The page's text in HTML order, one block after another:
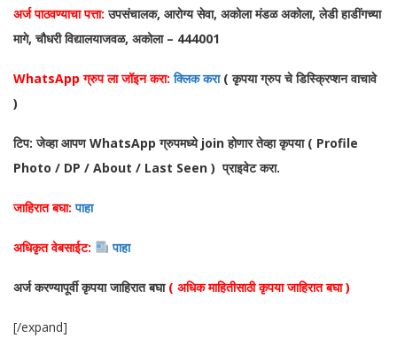
अर्ज पाठवण्याचा पत्ता:उपसंचालक, आरोग्य सेवा, अकोला मंडळ अकोला, लेडी हाडींगच्या
मागे, चौधरी विद्यालयाजवळ, अकोला – 444001
WhatsApp ग्रुप ला जॉइन करा: क्लिक करा ( कृपया ग्रुप चे डिस्क्रिप्शन वाचावे
)
टिप: जेव्हा आपण WhatsApp ग्रुपमध्ये join होणार तेव्हा कृपया ( Profile
Photo / DP / About / Last Seen ) प्राइवेट करा.
जाहिरात बघा:पाहा
अधिकृत वेबसाईट: पाहा
अर्ज करण्यापूर्वी कृपया जाहिरात बघा ( अधिक माहितीसाठी कृपया जाहिरात बघा )
[/expand]